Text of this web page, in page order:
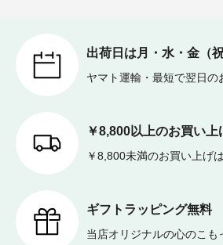
出荷日は月・水・金（祝
ヤマト運輸・最短で翌日の
￥8,800以上のお買い上
￥8,800未満のお買い上げ
ギフトラッピング無料
当店オリジナルの心のこも